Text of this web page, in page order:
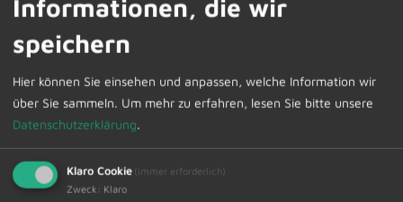
essen und trinken Sie vor dem Blutspenden
genügend.Unter
bereits heute einen Termin reservieren. Auf der
Hauptseite des Blutspendedienstes finden Sie auch die
weiteren Termine im Umkreis.
Zur Übersicht
Informationen, die wir
speichern
Hier können Sie einsehen und anpassen, welche Information wir
über Sie sammeln. Um mehr zu erfahren, lesen Sie bitte unsere
Datenschutzerklärung.
Klaro Cookie (immer erforderlich)
Zweck : Klaro